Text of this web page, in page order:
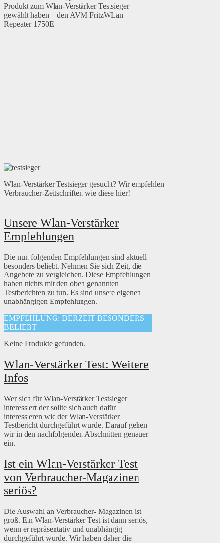
Produkt zum Wlan-Verstärker Testsieger
gewählt haben – den AVM FritzWLan
Repeater 1750E.
Wlan-Verstärker Testsieger gesucht? Wir empfehlen
Verbraucher-Zeitschriften wie diese hier!
Unsere Wlan-Verstärker
Empfehlungen
Die nun folgenden Empfehlungen sind aktuell
besonders beliebt. Nehmen Sie sich Zeit, die
Angebote zu vergleichen. Diese Empfehlungen
haben nichts mit den oben genannten
Testberichten zu tun. Es sind unsere eigenen
unabhängigen Empfehlungen.
EMPFEHLUNG: DERZEIT BESONDERS
BELIEBT
Keine Produkte gefunden.
Wlan-Verstärker Test: Weitere
Infos
Wer sich für Wlan-Verstärker Testsieger
interessiert der sollte sich auch dafür
interessieren wie der Wlan-Verstärker
Testbericht durchgeführt wurde. Darauf gehen
wir in den nachfolgenden Abschnitten genauer
ein.
Ist ein Wlan-Verstärker Test
von Verbraucher-Magazinen
seriös?
Die Auswahl an Verbraucher- Magazinen ist
groß. Ein Wlan-Verstärker Test ist dann seriös,
wenn er repräsentativ und unabhängig
durchgeführt wurde. Wir haben daher die